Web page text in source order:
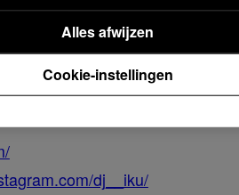
DJ IKU
dj__iku/
Cookie-instellingen
Alles afwijzen